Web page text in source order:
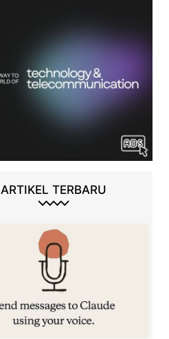
ARTIKEL TERBARU